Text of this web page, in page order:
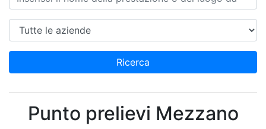
Azienda
Ricerca
Punto prelievi Mezzano